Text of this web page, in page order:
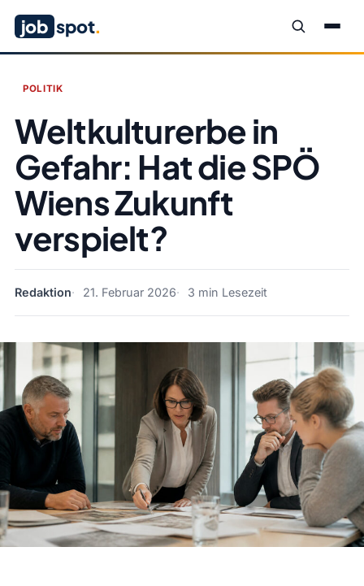
job spot.
POLITIK
Weltkulturerbe in
Gefahr: Hat die SPÖ
Wiens Zukunft
verspielt?
Redaktion 21. Februar 2026 3 min Lesezeit